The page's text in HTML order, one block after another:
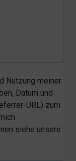
Nutzung meiner
Datum und
URL) zum
siehe unsere